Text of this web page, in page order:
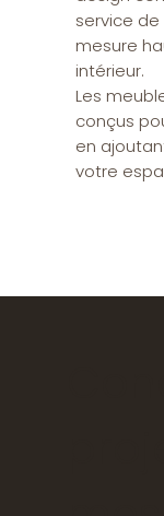
service
mesure
intérieur.
Les
conçus
en
votre